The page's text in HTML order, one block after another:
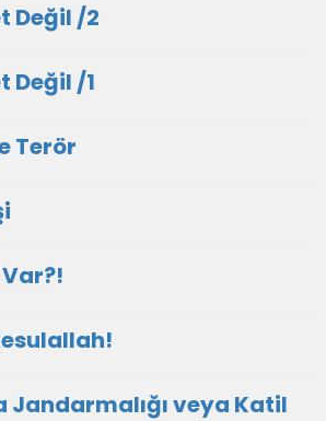
Değil /2
Değil /1
Terör
Jandarmalığı veya Katil